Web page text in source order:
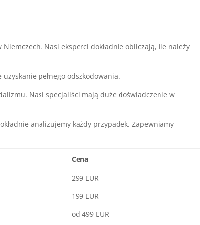
Niemczech. Nasi eksperci dokładnie obliczają, ile należy
uzyskanie pełnego odszkodowania.
Nasi specjaliści mają duże doświadczenie w
analizujemy każdy przypadek. Zapewniamy
Cena
299 EUR
199 EUR
od 499 EUR